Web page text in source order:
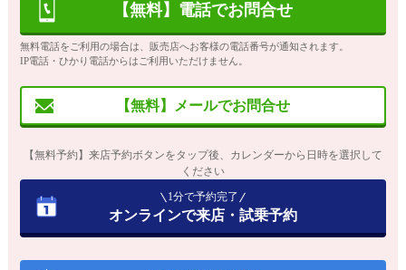
【無料】電話でお問合せ
無料電話をご利用の場合は、販売店へお客様の電話番号が通知されます。
IP電話・ひかり電話からはご利用いただけません。
【無料】メールでお問合せ
【無料予約】来店予約ボタンをタップ後、カレンダーから日時を選択して
ください
1分で予約完了
オンラインで来店・試乗予約